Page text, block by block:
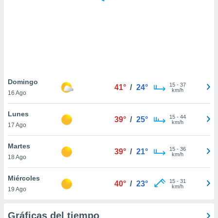
similares
como
sitio
de
traten tus
en
interés
su
Domingo
16 Ago
41° / 24° 15- 37
km/h
Lunes
17 Ago
39° / 25° 15- 44
km/h
Martes
18 Ago
39° / 21° 15- 36
km/h
Miércoles
19 Ago
40° / 23° 15- 31
km/h
Gráficas del tiempo